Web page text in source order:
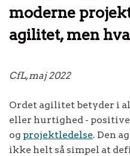
moderne
agilitet, men
CfL, maj 2022
Ordet agilitet betyder i
eller hurtighed -
og projektledelse. Den
ikke helt så simpel at